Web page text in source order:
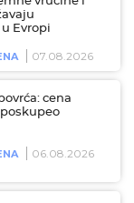
Evropi
07.08.2026
cena
06.08.2026